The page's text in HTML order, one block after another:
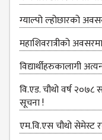
B.ED FOURTH YEAR
ONE YEAR B.ED
EDUCATION(M.ED)
M.ED FIRST
SEMESTERS
M.ED SECOND
SEMESTERS
ग्‍याल्‍पो ल्‍होछारको
महाशिवरात्रीको
विद्यार्थीहरुकालागी
वि.एड. चौथो वर्ष २०७८
सूचना !
एम.वि.एस चौथो सेमेस्ट